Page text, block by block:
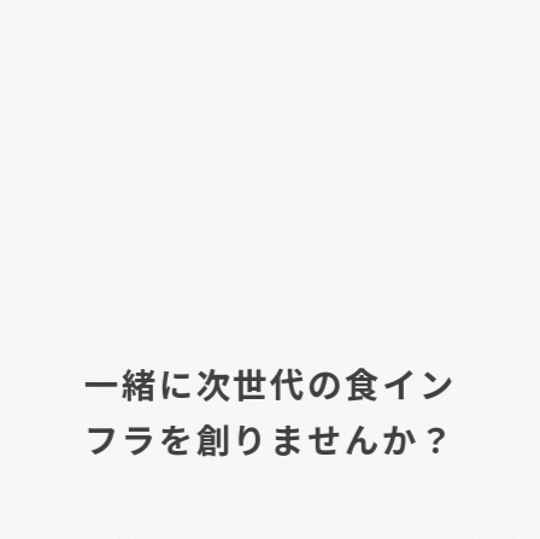
一緒に次世代の食イン
フ ラを創り ませんか ？